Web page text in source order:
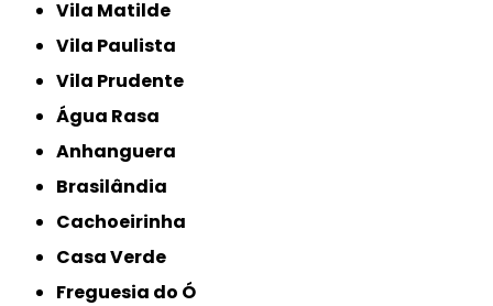
Vila Matilde
Vila Paulista
Vila Prudente
Água Rasa
Anhanguera
Brasilândia
Cachoeirinha
Casa Verde
Freguesia do Ó